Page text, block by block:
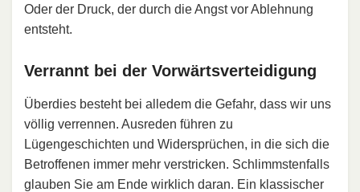
Oder der Druck, der durch die Angst vor Ablehnung
entsteht.
Verrannt bei der Vorwärtsverteidigung
Überdies besteht bei alledem die Gefahr, dass wir uns
völlig verrennen. Ausreden führen zu
Lügengeschichten und Widersprüchen, in die sich die
Betroffenen immer mehr verstricken. Schlimmstenfalls
glauben Sie am Ende wirklich daran. Ein klassischer